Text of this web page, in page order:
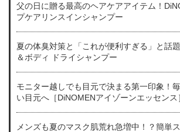
父の日に贈る最高のヘアケアアイテム！
プケアリンスインシャンプー
夏の体臭対策と「これが便利すぎる」と話
＆ボディ ドライシャンプー
モニター越しでも目元で決まる第一印象！
い目元へ［DiNOMENアイゾーンエッセンス
メンズも夏のマスク肌荒れ急増中！？簡単